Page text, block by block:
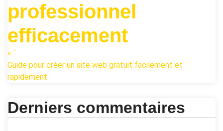
professionnel
efficacement
« `
Guide pour créer un site web gratuit facilement et
rapidement
Derniers commentaires